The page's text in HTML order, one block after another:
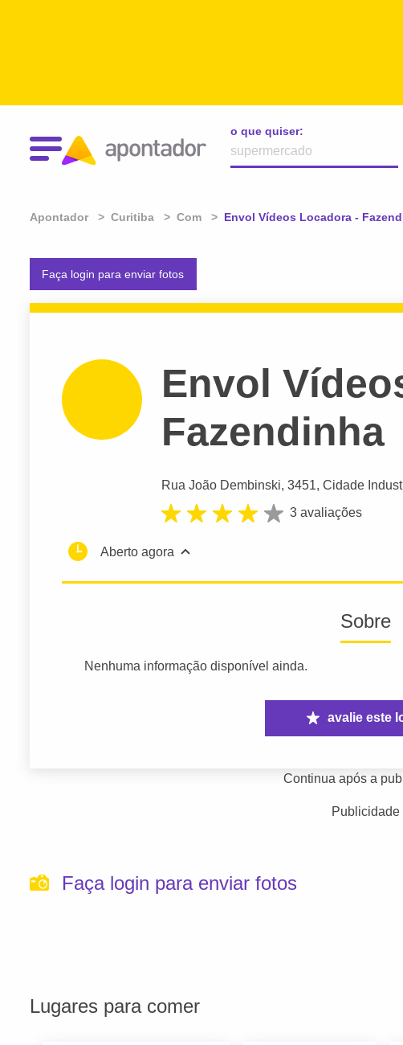
o que quiser:
Apontador Curitiba Com Atual:
Envol Vídeos Locadora -
Faça login para enviar fotos
Envol
Fazendinha
Rua João Dembinski, 3451, Cidade
3 avaliações
Aberto agora
Sobre
Nenhuma informação disponível ainda.
avalie este
Continua após a
Publicidade
Faça login para enviar fotos
Lugares para comer